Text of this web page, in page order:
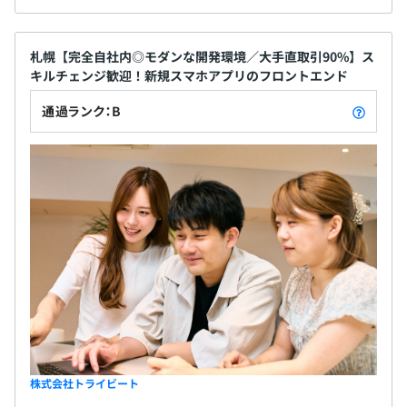
札幌【完全自社内◎モダンな開発環境／大手直取引90%】ス
キルチェンジ歓迎！新規スマホアプリのフロントエンド
通過ランク：B
株式会社トライビート